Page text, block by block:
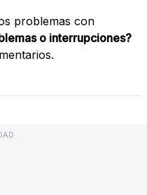
problemas con
o interrupciones?